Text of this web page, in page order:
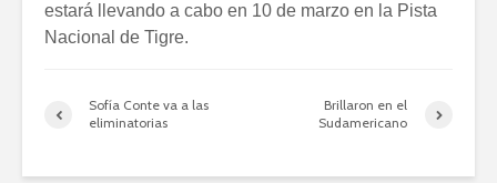
estará llevando a cabo en 10 de marzo en la Pista
Nacional de Tigre.
Sofía Conte va a las
eliminatorias
Brillaron en el
Sudamericano